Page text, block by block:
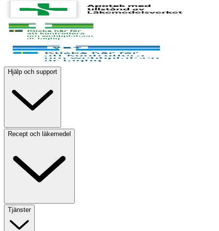
Hjälp och support
Recept och läkemedel
Tjänster